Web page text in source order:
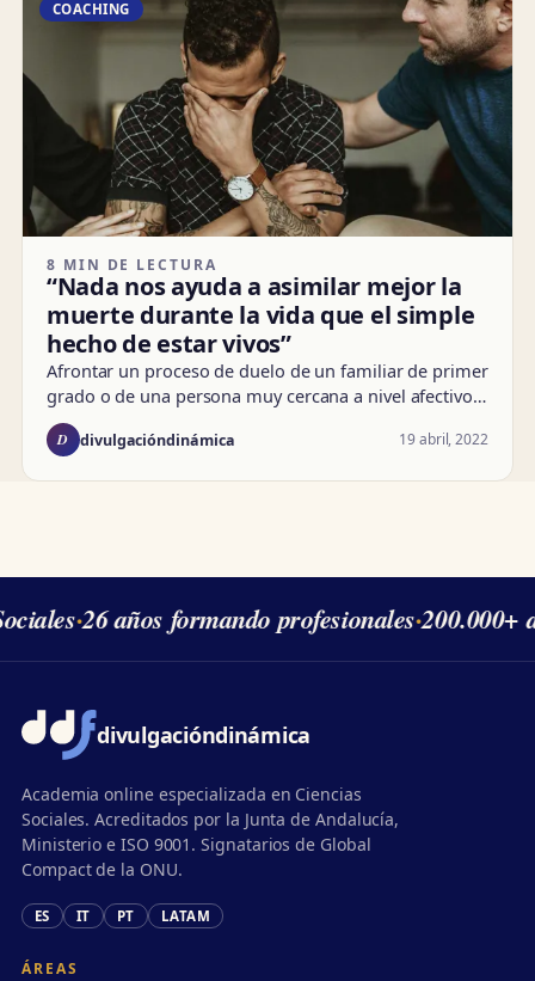
COACHING
8 MIN DE LECTURA
“Nada nos ayuda a asimilar mejor la
muerte durante la vida que el simple
hecho de estar vivos”
Afrontar un proceso de duelo de un familiar de primer
grado o de una persona muy cercana a nivel afectivo…
D divulgacióndinámica 19 abril, 2022
·26 años formando profesionales·200.000+
divulgacióndinámica
Academia online especializada en Ciencias
Sociales. Acreditados por la Junta de Andalucía,
Ministerio e ISO 9001. Signatarios de Global
Compact de la ONU.
ES IT PT LATAM
ÁREAS